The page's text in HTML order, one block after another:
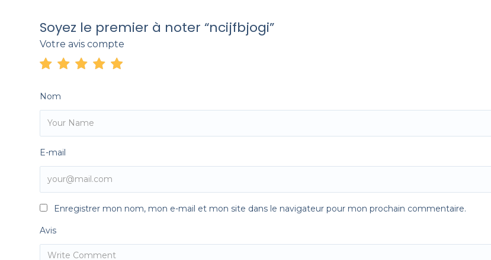
Soyez le premier à noter “ncijfbjogi”
Votre avis compte
Nom
E-mail
Enregistrer mon nom, mon e-mail et mon site dans le navigateur pour mon prochain commentaire.
Avis